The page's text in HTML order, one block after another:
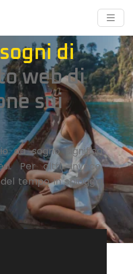
di
web di
sui
da sogno significa
Per altri, invece,
tempo in spiaggia